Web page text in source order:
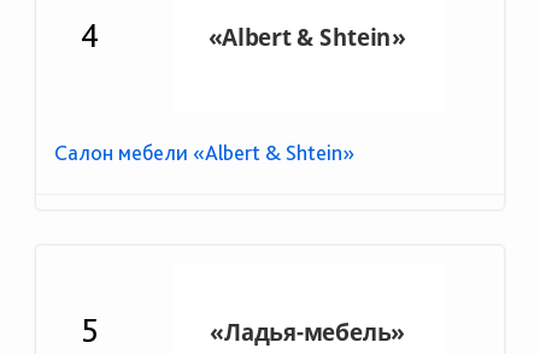
4
Салон мебели «Albert & Shtein»
5